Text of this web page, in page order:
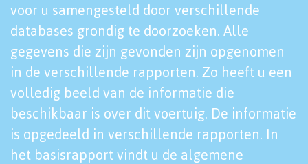
voor u samengesteld door verschillende
databases grondig te doorzoeken. Alle
gegevens die zijn gevonden zijn opgenomen
in de verschillende rapporten. Zo heeft u een
volledig beeld van de informatie die
beschikbaar is over dit voertuig. De informatie
is opgedeeld in verschillende rapporten. In
het basisrapport vindt u de algemene